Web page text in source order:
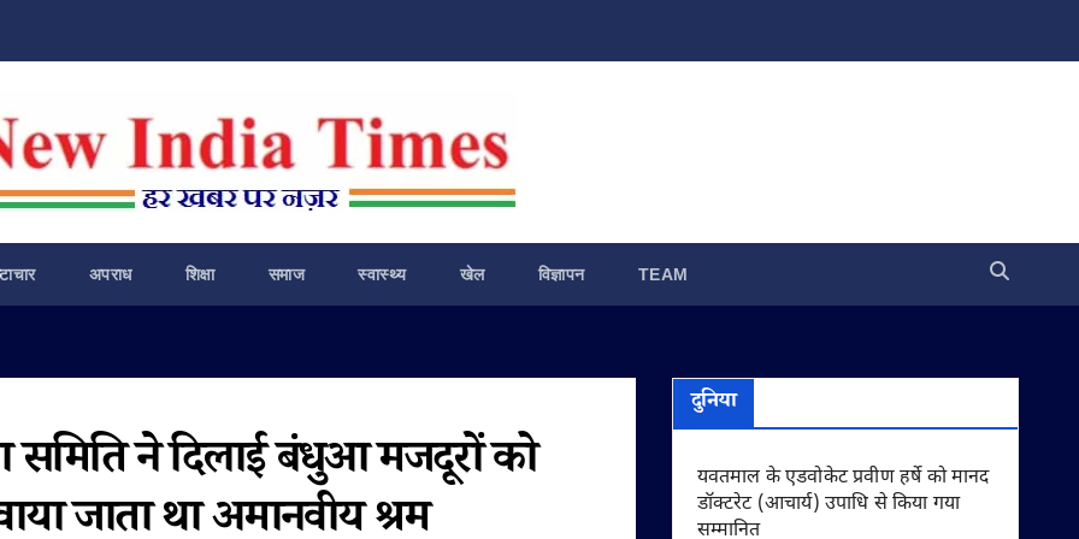
अपराध शिक्षा समाज स्वास्थ्य खेल विज्ञापन TEAM
समिति ने दिलाई बंधुआ मजदूरों को
जाता था अमानवीय श्रम
दुनिया
यवतमाल के एडवोकेट प्रवीण हर्षे को मानद
डॉक्टरेट (आचार्य) उपाधि से किया गया
सम्मानित